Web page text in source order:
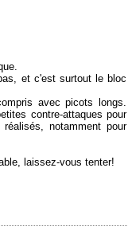
et c'est surtout le bloc
avec picots longs.
contre-attaques pour
notamment pour
laissez-vous tenter!